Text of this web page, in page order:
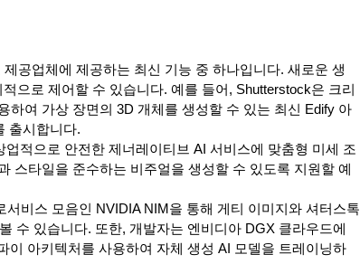
공업체에 제공하는 최신 기능 중 하나입니다. 새로운 생
으로 제어할 수 있습니다. 예를 들어, Shutterstock은 크리
하여 가상 장면의 3D 개체를 생성할 수 있는 최신 Edify 아
출시합니다.
적으로 안전한 제너레이티브 AI 서비스에 맞춤형 미세 조
스타일을 준수하는 비주얼을 생성할 수 있도록 지원할 예
비스 모음인 NVIDIA NIM을 통해 게티 이미지와 셔터스톡
수 있습니다. 또한, 개발자는 엔비디아 DGX 클라우드에
이 아키텍처를 사용하여 자체 생성 AI 모델을 트레이닝하